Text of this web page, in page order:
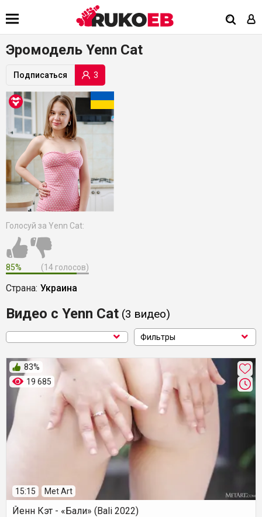
Эромодель Yenn Cat
Подписаться 3
Голосуй за Yenn Cat:
85% (14 голосов)
Страна: Украина
Видео с Yenn Cat (3 видео)
Фильтры
19 685
83%
15:15 Met Art
Йенн Кэт - «Бали» (Bali 2022)